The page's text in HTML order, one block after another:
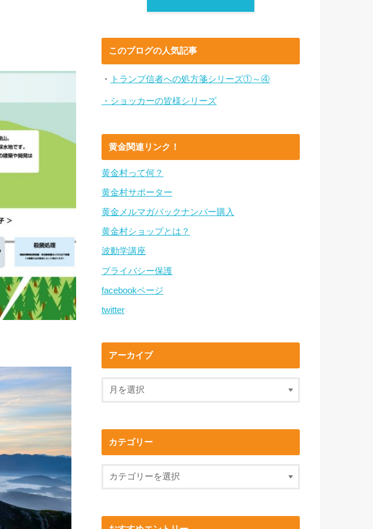
このブログの人気記事
・ トランプ信者への処方箋シリーズ①～④
・ショッカーの皆様シリーズ
黄金関連リンク！
黄金村って何？
黄金村サポーター
黄金メルマガバックナンバー購入
黄金村ショップとは？
波動学講座
プライバシー保護
facebookページ
twitter
アーカイブ
カテゴリー